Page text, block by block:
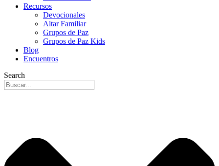
Recursos
Devocionales
Altar Familiar
Grupos de Paz
Grupos de Paz Kids
Blog
Encuentros
Search